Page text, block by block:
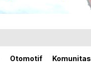
Otomotif Komunitas